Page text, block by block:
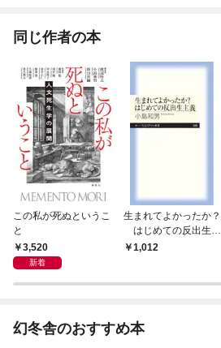
同じ作者の本
この私が死ぬというこ
と
3,520
新着
生まれてよかったか？
はじめての反出生主
義1,012
幻冬舎のおすすめ本